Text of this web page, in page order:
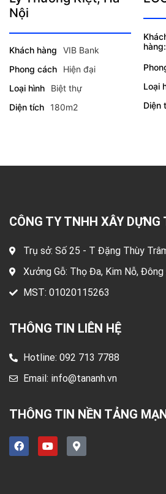
Nội
Khách hàng
VIB Bank
Phong cách
Hiện đại
Loại hình
Biệt thự
Diện tích
180m2
hàng:
Loại
Diện
CÔNG TY TNHH XÂY DỰNG
Trụ sở: Số 25 - T Đặng Thùy
Xưởng Gỗ: Thọ Đa, Kim Nỗ, Đông
MST: 01020115263
THÔNG TIN LIÊN HỆ
Hotline: 092 713 7788
Email: info@tananh.vn
THÔNG TIN NỀN TẢNG